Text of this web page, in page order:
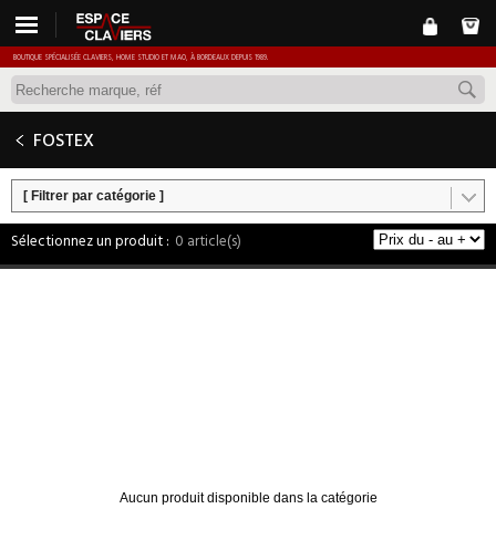
BOUTIQUE SPÉCIALISÉE CLAVIERS, HOME STUDIO ET MAO, À BORDEAUX DEPUIS 1989.
FOSTEX
[ Filtrer par catégorie ]
0 article(s)
Aucun produit disponible dans la catégorie